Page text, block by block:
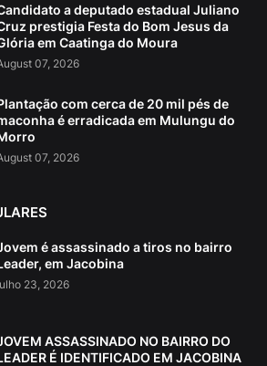
a deputado estadual Juliano
prestigia Festa do Bom Jesus da
em Caatinga do Moura
07, 2026
com cerca de 20 mil pés de
é erradicada em Mulungu do
07, 2026
é assassinado a tiros no bairro
em Jacobina
23, 2026
ASSASSINADO NO BAIRRO DO
É IDENTIFICADO EM JACOBINA